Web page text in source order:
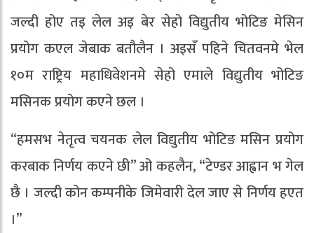
जल्दी होए तइ लेल अइ बेर सेहो विद्युतीय भोटिङ मेसिन
प्रयोग कएल जेबाक बतौलैन । अइसँ पहिने चितवनमे भेल
१०म राष्ट्रिय महाधिवेशनमे सेहो एमाले विद्युतीय भोटिङ
मसिनक प्रयोग कएने छल ।
“हमसभ नेतृत्व चयनक लेल विद्युतीय भोटिङ मसिन प्रयोग
करबाक निर्णय कएने छी” ओ कहलैन, “टेण्डर आह्वान भ गेल
छै । जल्दी कोन कम्पनीके जिमेवारी देल जाए से निर्णय हएत
।”